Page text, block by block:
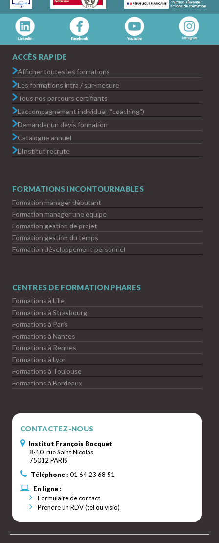
ACCÈS RAPIDE
Afficher toutes les formations
Les formations intra / sur-mesure
Tous nos parcours certifiants
L’accompagnement individuel (“coaching”)
Demander un devis formation
Catalogue annuel
L’Institut recrute
FORMATIONS INCONTOURNABLES
Formation manager débutant
Formation manager une équipe
Formation gestion de projet
Formation gestion du temps
Formation développement personnel
CENTRES DE FORMATION PHARES
Formations à Lille
Formations à Strasbourg
Formations à Paris
Formations à Nantes
Formations à Rennes
Formations à Lyon
Formations à Toulouse
Formations à Bordeaux
CONTACTEZ-NOUS
Institut François Bocquet
8-10, rue Saint Nicolas
75012 PARIS
Téléphone : 01 64 23 68 51
En ligne :
Formulaire de contact
Prendre un RDV (tel ou visio)